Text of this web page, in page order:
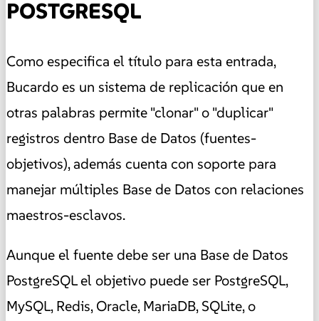
POSTGRESQL
Como especifica el título para esta entrada,
Bucardo es un sistema de replicación que en
otras palabras permite "clonar" o "duplicar"
registros dentro Base de Datos (fuentes-
objetivos), además cuenta con soporte para
manejar múltiples Base de Datos con relaciones
maestros-esclavos.
Aunque el fuente debe ser una Base de Datos
PostgreSQL el objetivo puede ser PostgreSQL,
MySQL, Redis, Oracle, MariaDB, SQLite, o